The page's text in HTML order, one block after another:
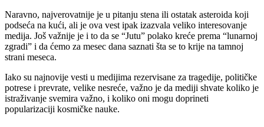
Naravno, najverovatnije je u pitanju stena ili ostatak asteroida koji
podseća na kući, ali je ova vest ipak izazvala veliko interesovanje
medija. Još važnije je i to da se “Jutu” polako kreće prema “lunarnoj
zgradi” i da ćemo za mesec dana saznati šta se to krije na tamnoj
strani meseca.
Iako su najnovije vesti u medijima rezervisane za tragedije, političke
potrese i prevrate, velike nesreće, važno je da mediji shvate koliko je
istraživanje svemira važno, i koliko oni mogu doprineti
popularizaciji kosmičke nauke.